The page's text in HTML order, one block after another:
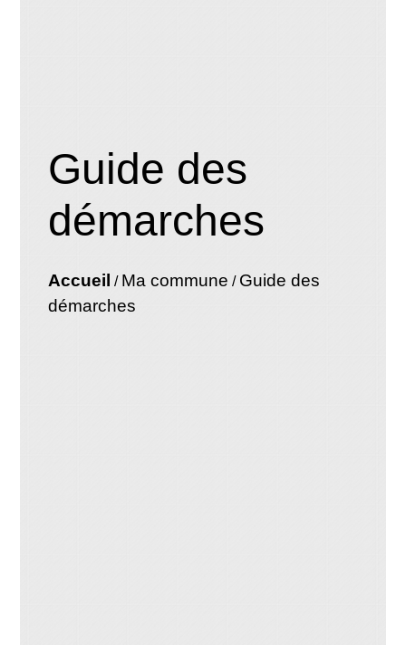
Guide des
démarches
Accueil / Ma commune / Guide des
démarches